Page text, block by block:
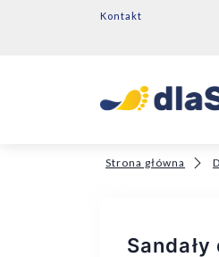
Kontakt
Strona główna